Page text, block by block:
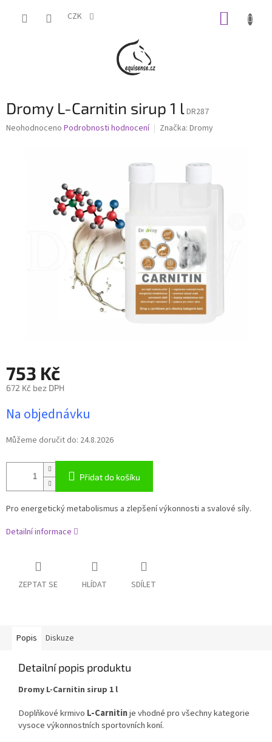
CZK
Dromy L-Carnitin sirup 1 lDR287
Průměrné
Neohodnoceno Podrobnosti hodnocení Značka: Dromy
753 Kč
672 Kč bez DPH
cena:
Na objednávku
Můžeme doručit do: 24.8.2026
Přidat do košíku
Pro energetický metabolismus a zlepšení výkonnosti a svalové síly.
Detailní informace
ZEPTAT SE HLÍDAT SDÍLET
Popis Diskuze
Detailní popis produktu
Dromy L-Carnitin sirup 1 l
Doplňkové krmivo L-Carnitinje vhodné pro všechny kategorie
vysoce výkonnostních sportovních koní.